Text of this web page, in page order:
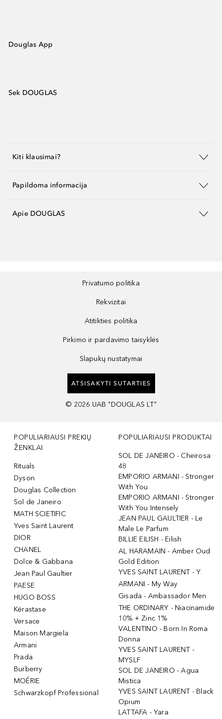
Douglas App
Sek DOUGLAS
Kiti klausimai?
Papildoma informacija
Apie DOUGLAS
Privatumo politika
Rekvizitai
Atitikties politika
Pirkimo ir pardavimo taisyklės
Slapukų nustatymai
ATSISAKYTI SUTARTIES
© 2026 UAB "DOUGLAS LT"
POPULIARIAUSI PREKIŲ
ŽENKLAI
Rituals
Dyson
Douglas Collection
Sol de Janeiro
MATH SCIETIFIC
Yves Saint Laurent
DIOR
CHANEL
Dolce & Gabbana
Jean Paul Gaultier
PAESE
HUGO BOSS
Kérastase
Versace
Maison Margiela
Armani
Prada
Burberry
MOÉRIE
Schwarzkopf Professional
POPULIARIAUSI PRODUKTAI
SOL DE JANEIRO - Cheirosa
48
EMPORIO ARMANI - Stronger
With You
EMPORIO ARMANI - Stronger
With You Intensely
JEAN PAUL GAULTIER - Le
Male Le Parfum
BILLIE EILISH - Eilish
AL HARAMAIN - Amber Oud
Gold Edition
YVES SAINT LAURENT - Y
ARMANI - My Way
Gisada - Ambassador Men
THE ORDINARY - Niacinamide
10% + Zinc 1%
VALENTINO - Born In Roma
Donna
YVES SAINT LAURENT -
MYSLF
SOL DE JANEIRO - Agua
Mistica
YVES SAINT LAURENT - Black
Opium
LATTAFA - Yara